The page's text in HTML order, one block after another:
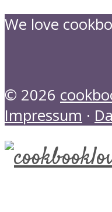
We love
© 2026
Impressum ·